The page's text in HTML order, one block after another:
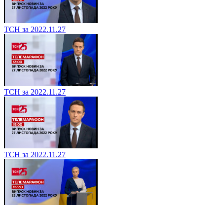
ТСН за 2022.11.27
ТСН за 2022.11.27
ТСН за 2022.11.27